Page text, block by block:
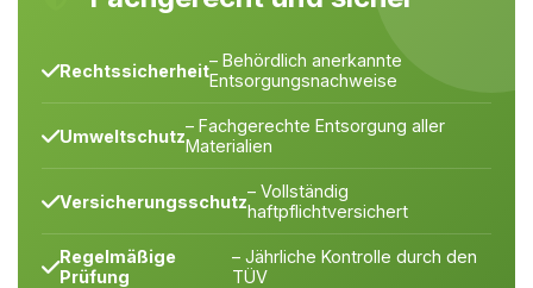
Rechtssicherheit– Behördlich anerkannte
Entsorgungsnachweise
Umweltschutz– Fachgerechte Entsorgung aller
Materialien
Versicherungsschutz– Vollständig
haftpflichtversichert
Regelmäßige
Prüfung
– Jährliche Kontrolle durch den
TÜV